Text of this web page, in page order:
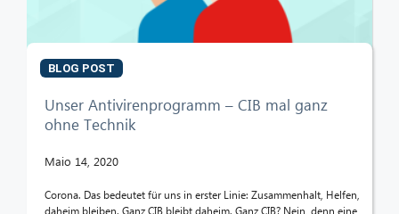
BLOG POST
Unser Antivirenprogramm – CIB mal ganz
ohne Technik
Maio 14, 2020
Corona. Das bedeutet für uns in erster Linie: Zusammenhalt, Helfen,
daheim bleiben. Ganz CIB bleibt daheim. Ganz CIB? Nein, denn eine